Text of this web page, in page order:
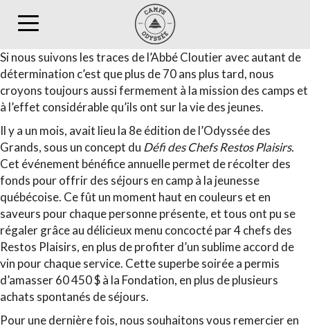
Toggle
Si nous suivons les traces de l’Abbé Cloutier avec autant de
détermination c’est que plus de 70 ans plus tard, nous
croyons toujours aussi fermement à la mission des camps et
à l’effet considérable qu’ils ont sur la vie des jeunes.
Il y a un mois, avait lieu la 8e édition de l’Odyssée des
Grands, sous un concept du Défi des Chefs Restos Plaisirs.
Cet événement bénéfice annuelle permet de récolter des
fonds pour offrir des séjours en camp à la jeunesse
québécoise. Ce fût un moment haut en couleurs et en
saveurs pour chaque personne présente, et tous ont pu se
régaler grâce au délicieux menu concocté par 4 chefs des
Restos Plaisirs, en plus de profiter d’un sublime accord de
vin pour chaque service. Cette superbe soirée a permis
d’amasser 60 450 $ à la Fondation, en plus de plusieurs
achats spontanés de séjours.
Pour une dernière fois, nous souhaitons vous remercier en